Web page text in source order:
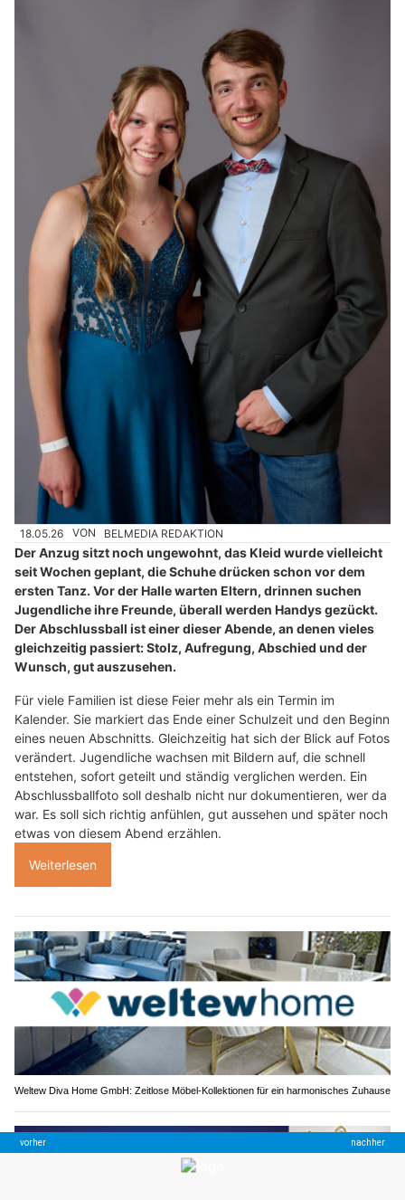
18.05.26 VON BELMEDIA REDAKTION
Der Anzug sitzt noch ungewohnt, das Kleid wurde vielleicht
seit Wochen geplant, die Schuhe drücken schon vor dem
ersten Tanz. Vor der Halle warten Eltern, drinnen suchen
Jugendliche ihre Freunde, überall werden Handys gezückt.
Der Abschlussball ist einer dieser Abende, an denen vieles
gleichzeitig passiert: Stolz, Aufregung, Abschied und der
Wunsch, gut auszusehen.
Für viele Familien ist diese Feier mehr als ein Termin im
Kalender. Sie markiert das Ende einer Schulzeit und den Beginn
eines neuen Abschnitts. Gleichzeitig hat sich der Blick auf Fotos
verändert. Jugendliche wachsen mit Bildern auf, die schnell
entstehen, sofort geteilt und ständig verglichen werden. Ein
Abschlussballfoto soll deshalb nicht nur dokumentieren, wer da
war. Es soll sich richtig anfühlen, gut aussehen und später noch
etwas von diesem Abend erzählen.
Weiterlesen
Weltew Diva Home GmbH: Zeitlose Möbel-Kollektionen für ein harmonisches Zuhause